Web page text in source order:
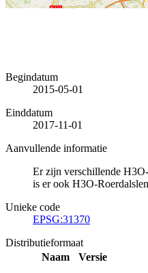
Begindatum
2015-05-01
Einddatum
2017-11-01
Aanvullende informatie
Er zijn verschillende
is er ook H3O-
Unieke code
EPSG:31370
Distributieformaat
Naam
Versie